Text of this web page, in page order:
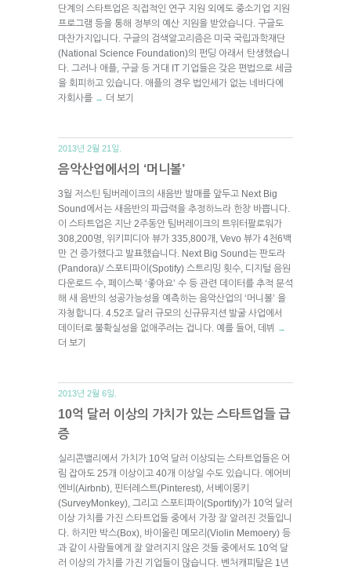
단계의 스타트업은 직접적인 연구 지원 외에도 중소기업 지원
프로그램 등을 통해 정부의 예산 지원을 받았습니다. 구글도
마찬가지입니다. 구글의 검색알고리즘은 미국 국립과학재단
(National Science Foundation)의 펀딩 아래서 탄생했습니
다. 그러나 애플, 구글 등 거대 IT 기업들은 갖은 편법으로 세금
을 회피하고 있습니다. 애플의 경우 법인세가 없는 네바다에
자회사를 → 더 보기
2013년 2월 21일.
음악산업에서의 ‘머니볼’
3월 저스틴 팀버레이크의 새음반 발매를 앞두고 Next Big
Sound에서는 새음반의 파급력을 추정하느라 한창 바쁩니다.
이 스타트업은 지난 2주동안 팀버레이크의 트위터팔로워가
308,200명, 위키피디아 뷰가 335,800개, Vevo 뷰가 4천6백
만 건 증가했다고 발표했습니다. Next Big Sound는 판도라
(Pandora)/ 스포티파이(Spotify) 스트리밍 횟수, 디지털 음원
다운로드 수, 페이스북 ‘좋아요’ 수 등 관련 데이터를 추적 분석
해 새 음반의 성공가능성을 예측하는 음악산업의 ‘머니볼’ 을
자청합니다. 4.52조 달러 규모의 신규뮤지션 발굴 사업에서
데이터로 불확실성을 없애주려는 겁니다. 예를 들어, 데뷔
→
더 보기
2013년 2월 6일.
10억 달러 이상의 가치가 있는 스타트업들 급
증
실리콘밸리에서 가치가 10억 달러 이상되는 스타트업들은 어
림 잡아도 25개 이상이고 40개 이상일 수도 있습니다. 에어비
엔비(Airbnb), 핀터레스트(Pinterest), 서베이몽키
(SurveyMonkey), 그리고 스포티파이(Sportify)가 10억 달러
이상 가치를 가진 스타트업들 중에서 가장 잘 알려진 것들입니
다. 하지만 박스(Box), 바이올린 메모리(Violin Memoery) 등
과 같이 사람들에게 잘 알려지지 않은 것들 중에서도 10억 달
러 이상의 가치를 가진 기업들이 많습니다. 벤처캐피탈은 1년